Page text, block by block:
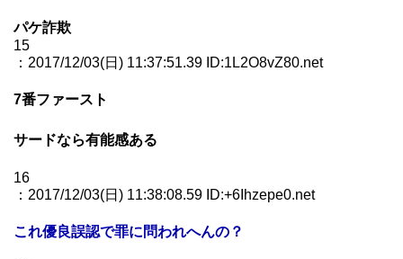
パケ詐欺
15
：2017/12/03(日) 11:37:51.39 ID:1L2O8vZ80.net
7番ファースト
サードなら有能感ある
16
：2017/12/03(日) 11:38:08.59 ID:+6Ihzepe0.net
これ優良誤認で罪に問われへんの？